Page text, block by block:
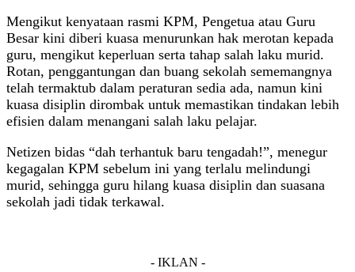
Mengikut kenyataan rasmi KPM, Pengetua atau Guru
Besar kini diberi kuasa menurunkan hak merotan kepada
guru, mengikut keperluan serta tahap salah laku murid.
Rotan, penggantungan dan buang sekolah sememangnya
telah termaktub dalam peraturan sedia ada, namun kini
kuasa disiplin dirombak untuk memastikan tindakan lebih
efisien dalam menangani salah laku pelajar.
Netizen bidas “dah terhantuk baru tengadah!”, menegur
kegagalan KPM sebelum ini yang terlalu melindungi
murid, sehingga guru hilang kuasa disiplin dan suasana
sekolah jadi tidak terkawal.
- IKLAN -